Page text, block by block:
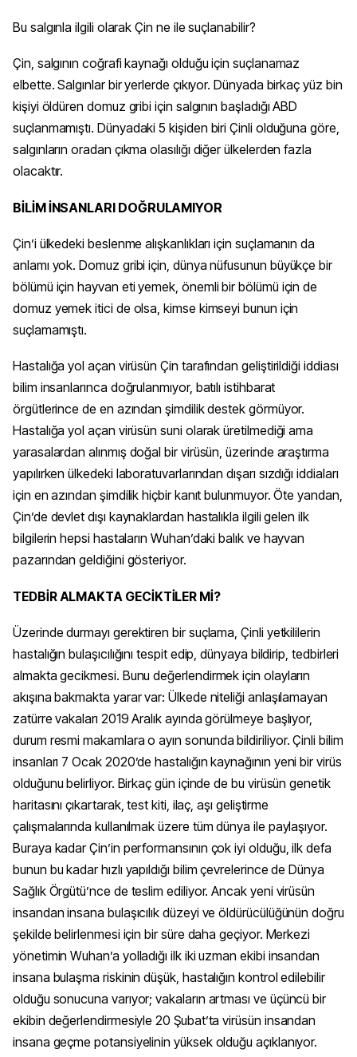
Bu salgınla ilgili olarak Çin ne ile suçlanabilir?
Çin, salgının coğrafi kaynağı olduğu için suçlanamaz
elbette. Salgınlar bir yerlerde çıkıyor. Dünyada birkaç yüz bin
kişiyi öldüren domuz gribi için salgının başladığı ABD
suçlanmamıştı. Dünyadaki 5 kişiden biri Çinli olduğuna göre,
salgınların oradan çıkma olasılığı diğer ülkelerden fazla
olacaktır.
BİLİM İNSANLARI DOĞRULAMIYOR
Çin’i ülkedeki beslenme alışkanlıkları için suçlamanın da
anlamı yok. Domuz gribi için, dünya nüfusunun büyükçe bir
bölümü için hayvan eti yemek, önemli bir bölümü için de
domuz yemek itici de olsa, kimse kimseyi bunun için
suçlamamıştı.
Hastalığa yol açan virüsün Çin tarafından geliştirildiği iddiası
bilim insanlarınca doğrulanmıyor, batılı istihbarat
örgütlerince de en azından şimdilik destek görmüyor.
Hastalığa yol açan virüsün suni olarak üretilmediği ama
yarasalardan alınmış doğal bir virüsün, üzerinde araştırma
yapılırken ülkedeki laboratuvarlarından dışarı sızdığı iddiaları
için en azından şimdilik hiçbir kanıt bulunmuyor. Öte yandan,
Çin’de devlet dışı kaynaklardan hastalıkla ilgili gelen ilk
bilgilerin hepsi hastaların Wuhan’daki balık ve hayvan
pazarından geldiğini gösteriyor.
TEDBİR ALMAKTA GECİKTİLER Mİ?
Üzerinde durmayı gerektiren bir suçlama, Çinli yetkililerin
hastalığın bulaşıcılığını tespit edip, dünyaya bildirip, tedbirleri
almakta gecikmesi. Bunu değerlendirmek için olayların
akışına bakmakta yarar var: Ülkede niteliği anlaşılamayan
zatürre vakaları 2019 Aralık ayında görülmeye başlıyor,
durum resmi makamlara o ayın sonunda bildiriliyor. Çinli bilim
insanları 7 Ocak 2020’de hastalığın kaynağının yeni bir virüs
olduğunu belirliyor. Birkaç gün içinde de bu virüsün genetik
haritasını çıkartarak, test kiti, ilaç, aşı geliştirme
çalışmalarında kullanılmak üzere tüm dünya ile paylaşıyor.
Buraya kadar Çin’in performansının çok iyi olduğu, ilk defa
bunun bu kadar hızlı yapıldığı bilim çevrelerince de Dünya
Sağlık Örgütü’nce de teslim ediliyor. Ancak yeni virüsün
insandan insana bulaşıcılık düzeyi ve öldürücülüğünün doğru
şekilde belirlenmesi için bir süre daha geçiyor. Merkezi
yönetimin Wuhan’a yolladığı ilk iki uzman ekibi insandan
insana bulaşma riskinin düşük, hastalığın kontrol edilebilir
olduğu sonucuna varıyor; vakaların artması ve üçüncü bir
ekibin değerlendirmesiyle 20 Şubat’ta virüsün insandan
insana geçme potansiyelinin yüksek olduğu açıklanıyor.